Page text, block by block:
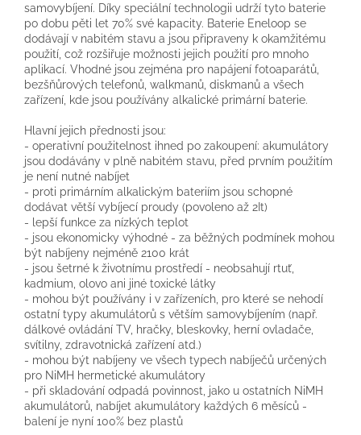
samovybíjení. Díky speciální technologii udrží tyto baterie
po dobu pěti let 70% své kapacity. Baterie Eneloop se
dodávají v nabitém stavu a jsou připraveny k okamžitému
použití, což rozšiřuje možnosti jejich použití pro mnoho
aplikací. Vhodné jsou zejména pro napájení fotoaparátů,
bezšňůrových telefonů, walkmanů, diskmanů a všech
zařízení, kde jsou používány alkalické primární baterie.
Hlavní jejich přednosti jsou:
- operativní použitelnost ihned po zakoupení: akumulátory
jsou dodávány v plně nabitém stavu, před prvním použitím
je není nutné nabíjet
- proti primárním alkalickým bateriím jsou schopné
dodávat větší vybíjecí proudy (povoleno až 2It)
- lepší funkce za nízkých teplot
- jsou ekonomicky výhodné - za běžných podmínek mohou
být nabíjeny nejméně 2100 krát
- jsou šetrné k životnímu prostředí - neobsahují rtuť,
kadmium, olovo ani jiné toxické látky
- mohou být používány i v zařízeních, pro které se nehodí
ostatní typy akumulátorů s větším samovybíjením (např.
dálkové ovládání TV, hračky, bleskovky, herní ovladače,
svítilny, zdravotnická zařízení atd.)
- mohou být nabíjeny ve všech typech nabíječů určených
pro NiMH hermetické akumulátory
- při skladování odpadá povinnost, jako u ostatních NiMH
akumulátorů, nabíjet akumulátory každých 6 měsíců -
balení je nyní 100% bez plastů